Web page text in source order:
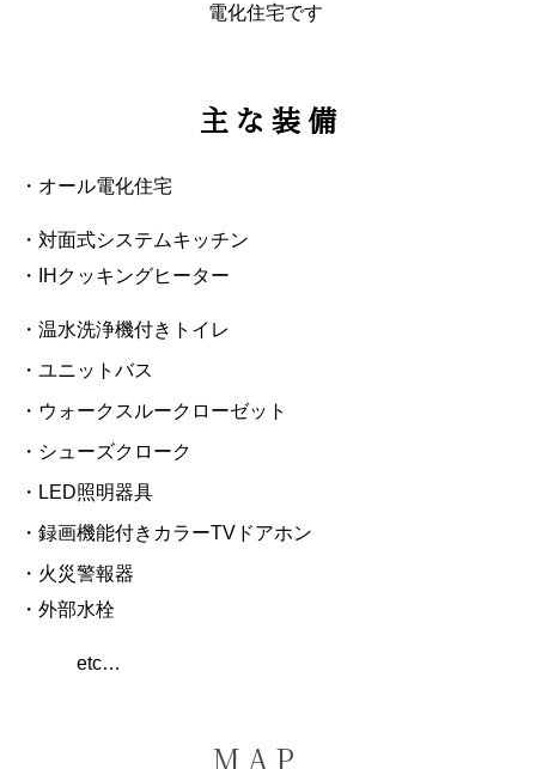
電化住宅です
主 な 装 備
・オール電化住宅
・対面式システムキッチン
・IHクッキングヒーター
・温水洗浄機付きトイレ
・ユニットバス
・ウォークスルークローゼット
・シューズクローク
・LED照明器具
・録画機能付きカラーTVドアホン
・火災警報器
・外部水栓
etc…
M A P